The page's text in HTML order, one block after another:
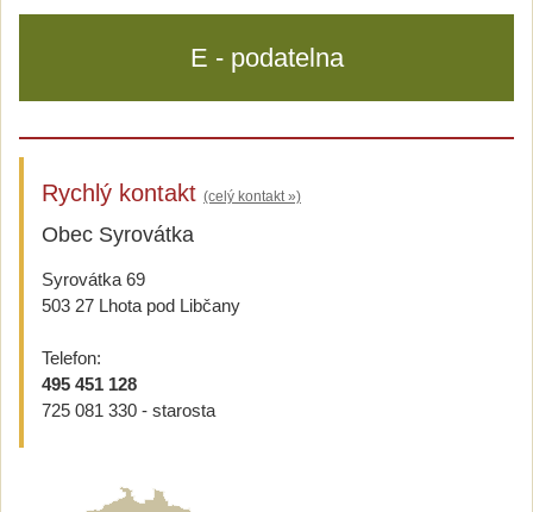
E - podatelna
Rychlý kontakt (celý kontakt »)
Obec Syrovátka
Syrovátka 69
503 27 Lhota pod Libčany
Telefon:
495 451 128
725 081 330 - starosta